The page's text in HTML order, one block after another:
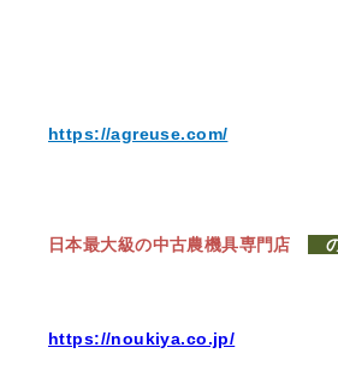
https://agreuse.com/
日本最大級の中古農機具専門店
https://noukiya.co.jp/